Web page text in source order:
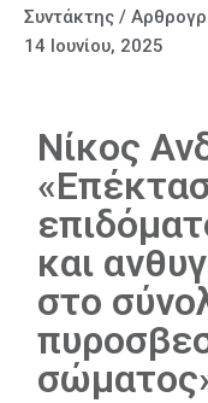
Συντάκτης /
14 Ιουνίου, 2025
Νίκος
και
στο